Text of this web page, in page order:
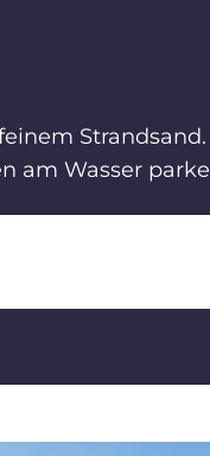
am Wasser